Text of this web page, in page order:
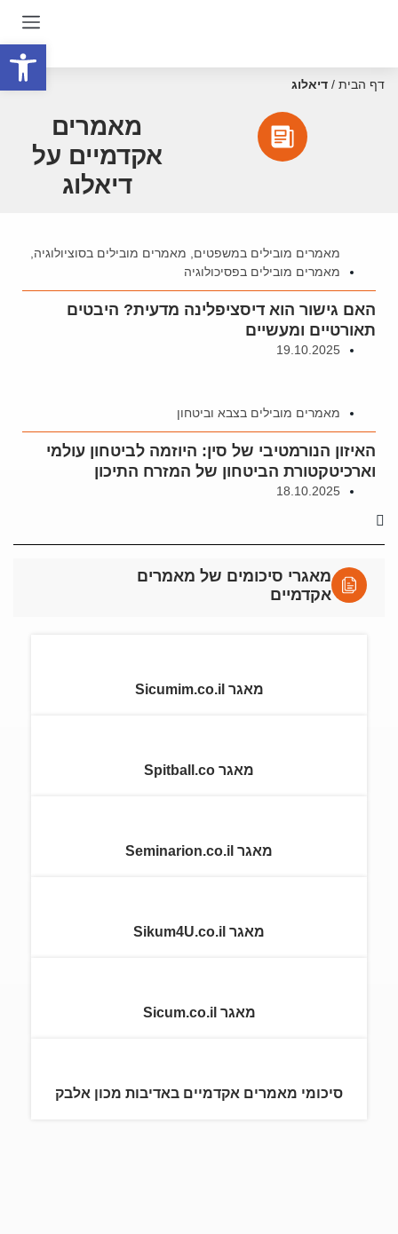
דף הבית / דיאלוג
מאמרים
אקדמיים על
דיאלוג
מאמרים מובילים במשפטים מאמרים מובילים בסוציולוגיה
מאמרים מובילים בפסיכולוגיה
האם גישור הוא דיסציפלינה מדעית? היבטים
תאורטיים ומעשיים
19.10.2025
מאמרים מובילים בצבא וביטחון
האיזון הנורמטיבי של סין: היוזמה לביטחון עולמי
וארכיטקטורת הביטחון של המזרח התיכון
18.10.2025
מאגרי סיכומים של מאמרים
אקדמיים
מאגר Sicumim.co.il
מאגר Spitball.co
מאגר Seminarion.co.il
מאגר Sikum4U.co.il
מאגר Sicum.co.il
סיכומי מאמרים אקדמיים באדיבות מכון אלבק
פתח